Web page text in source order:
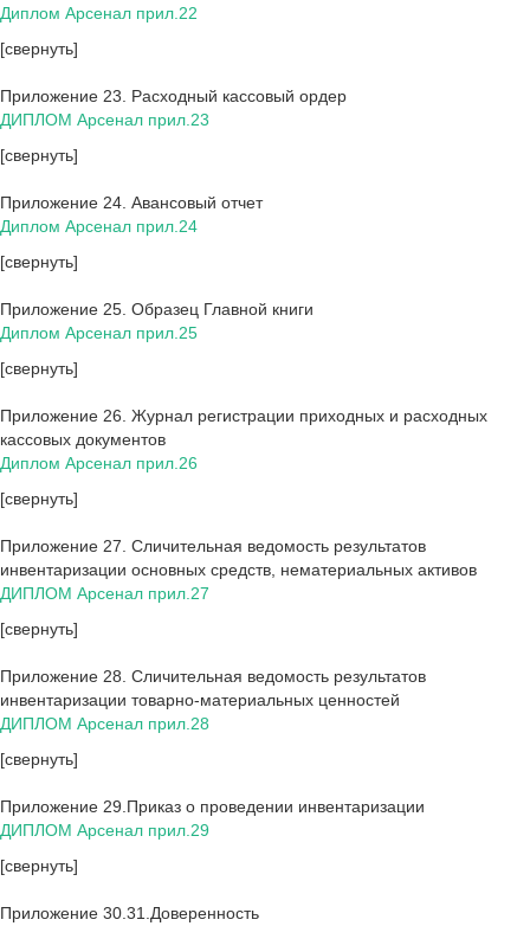
Диплом Арсенал прил.22
[свернуть]
Приложение 23. Расходный кассовый ордер
ДИПЛОМ Арсенал прил.23
[свернуть]
Приложение 24. Авансовый отчет
Диплом Арсенал прил.24
[свернуть]
Приложение 25. Образец Главной книги
Диплом Арсенал прил.25
[свернуть]
Приложение 26. Журнал регистрации приходных и расходных
кассовых документов
Диплом Арсенал прил.26
[свернуть]
Приложение 27. Сличительная ведомость результатов
инвентаризации основных средств, нематериальных активов
ДИПЛОМ Арсенал прил.27
[свернуть]
Приложение 28. Сличительная ведомость результатов
инвентаризации товарно-материальных ценностей
ДИПЛОМ Арсенал прил.28
[свернуть]
Приложение 29.Приказ о проведении инвентаризации
ДИПЛОМ Арсенал прил.29
[свернуть]
Приложение 30.31.Доверенность